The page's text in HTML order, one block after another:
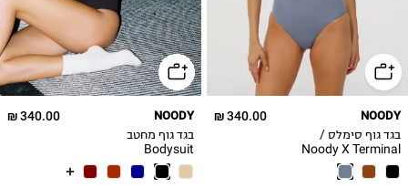
340.00 ₪ NOODY
בגד גוף סימלס /
Noody X Terminal
x
340.00 ₪ NOODY
בגד גוף מחטב
Bodysuit